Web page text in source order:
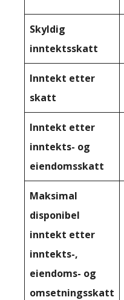
Skyldig
inntektsskatt
Inntekt etter
skatt
Inntekt etter
inntekts- og
eiendomsskatt
Maksimal
disponibel
inntekt etter
inntekts-,
eiendoms- og
omsetningsskatt